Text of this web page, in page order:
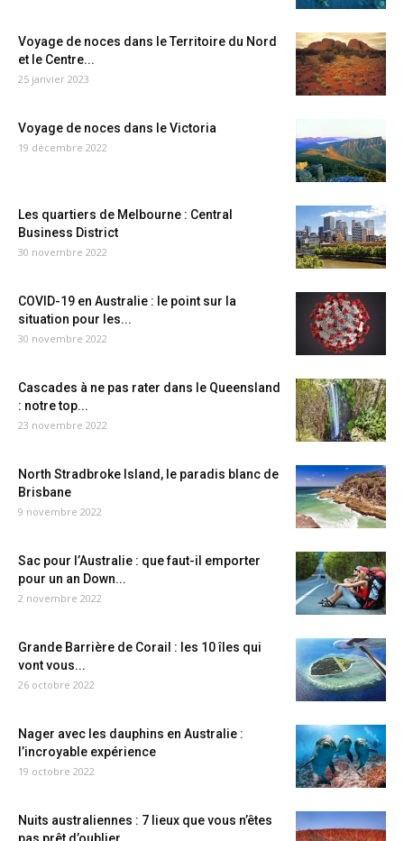
Voyage de noces dans le Territoire du Nord
et le Centre...
25 janvier 2023
Voyage de noces dans le Victoria
19 décembre 2022
Les quartiers de Melbourne : Central
Business District
30 novembre 2022
COVID-19 en Australie : le point sur la
situation pour les...
30 novembre 2022
Cascades à ne pas rater dans le Queensland
: notre top...
23 novembre 2022
North Stradbroke Island, le paradis blanc de
Brisbane
9 novembre 2022
Sac pour l’Australie : que faut-il emporter
pour un an Down...
2 novembre 2022
Grande Barrière de Corail : les 10 îles qui
vont vous...
26 octobre 2022
Nager avec les dauphins en Australie :
l’incroyable expérience
19 octobre 2022
Nuits australiennes : 7 lieux que vous n’êtes